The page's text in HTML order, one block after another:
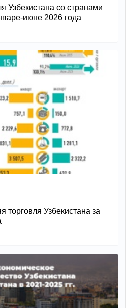
Узбекистана со странами
июне 2026 года
Узбекистана за